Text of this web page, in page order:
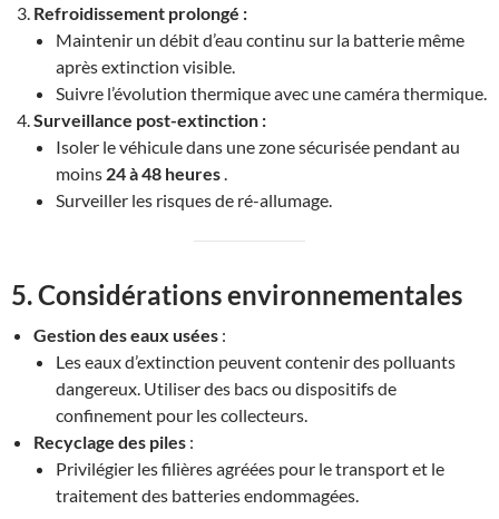
Refroidissement prolongé :
Maintenir un débit d’eau continu sur la batterie même
après extinction visible.
Suivre l’évolution thermique avec une caméra thermique.
Surveillance post-extinction :
Isoler le véhicule dans une zone sécurisée pendant au
moins 24 à 48 heures
Surveiller les risques de ré-allumage.
5. Considérations environnementales
Gestion des eaux usées :
Les eaux d’extinction peuvent contenir des polluants
dangereux. Utiliser des bacs ou dispositifs de
confinement pour les collecteurs.
Recyclage des piles :
Privilégier les filières agréées pour le transport et le
traitement des batteries endommagées.